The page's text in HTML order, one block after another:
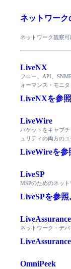
ネットワーク
ネットワーク観察可
LiveNX
フロー、API、
ォーマンス・モニ
LiveNXを参照
LiveWire
パケットをキャプ
ュリティの両方の
LiveWireを参
LiveSP
MSPのためのネッ
LiveSPを参照
LiveAssurance
ネットワーク・デ
OmniPeek